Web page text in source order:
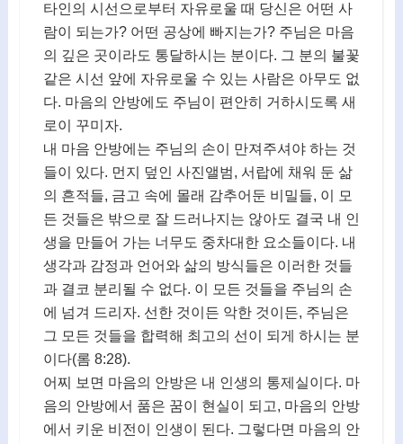
타인의 시선으로부터 자유로울 때 당신은 어떤 사
람이 되는가? 어떤 공상에 빠지는가? 주님은 마음
의 깊은 곳이라도 통달하시는 분이다. 그 분의 불꽃
같은 시선 앞에 자유로울 수 있는 사람은 아무도 없
다. 마음의 안방에도 주님이 편안히 거하시도록 새
로이 꾸미자.
내 마음 안방에는 주님의 손이 만져주셔야 하는 것
들이 있다. 먼지 덮인 사진앨범, 서랍에 채워 둔 삶
의 흔적들, 금고 속에 몰래 감추어둔 비밀들, 이 모
든 것들은 밖으로 잘 드러나지는 않아도 결국 내 인
생을 만들어 가는 너무도 중차대한 요소들이다. 내
생각과 감정과 언어와 삶의 방식들은 이러한 것들
과 결코 분리될 수 없다. 이 모든 것들을 주님의 손
에 넘겨 드리자. 선한 것이든 악한 것이든, 주님은
그 모든 것들을 합력해 최고의 선이 되게 하시는 분
이다(롬 8:28).
어찌 보면 마음의 안방은 내 인생의 통제실이다. 마
음의 안방에서 품은 꿈이 현실이 되고, 마음의 안방
에서 키운 비전이 인생이 된다. 그렇다면 마음의 안